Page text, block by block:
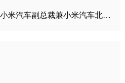
小米集团任命于立国担任小米汽车副总裁兼小米汽车北京总部政委